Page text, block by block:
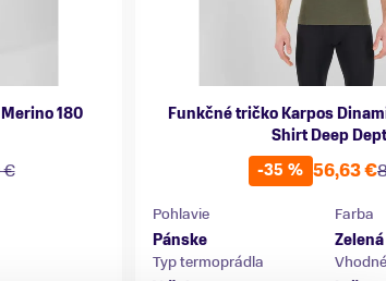
180
€
Funkčné tričko Karpos
Shirt Deep
-35 % 56,63 €
Pohlavie
Pánske
Farba
Zelená
Typ termoprádla